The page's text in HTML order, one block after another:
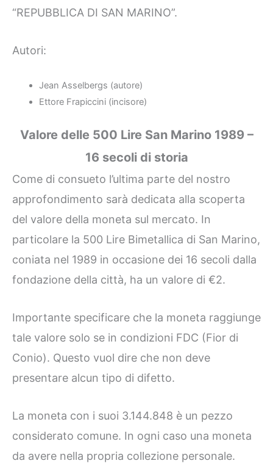
“REPUBBLICA DI SAN MARINO”.
Autori:
Jean Asselbergs (autore)
Ettore Frapiccini (incisore)
Valore delle 500 Lire San Marino 1989 –
16 secoli di storia
Come di consueto l’ultima parte del nostro
approfondimento sarà dedicata alla scoperta
del valore della moneta sul mercato. In
particolare la 500 Lire Bimetallica di San Marino,
coniata nel 1989 in occasione dei 16 secoli dalla
fondazione della città, ha un valore di €2.
Importante specificare che la moneta raggiunge
tale valore solo se in condizioni FDC (Fior di
Conio). Questo vuol dire che non deve
presentare alcun tipo di difetto.
La moneta con i suoi 3.144.848 è un pezzo
considerato comune. In ogni caso una moneta
da avere nella propria collezione personale.